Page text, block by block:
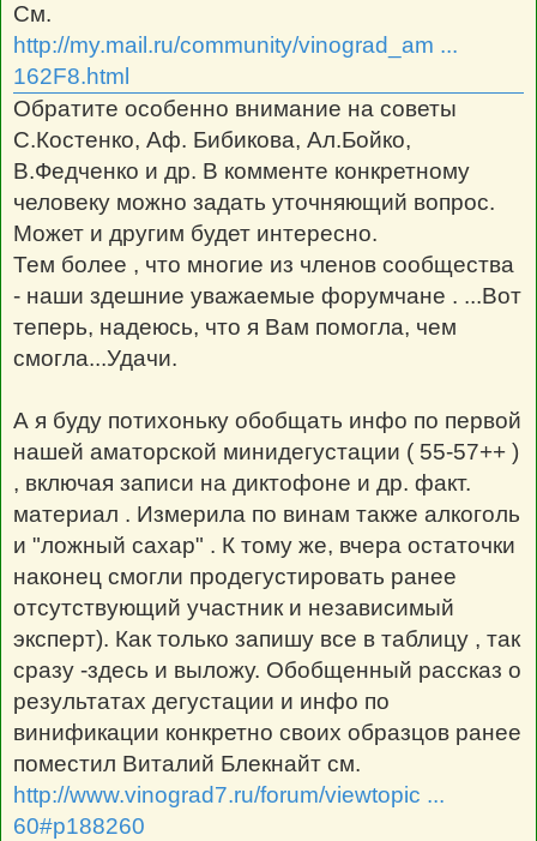
См.
http://my.mail.ru/community/vinograd_am ...
162F8.html
Обратите особенно внимание на советы
С.Костенко, Аф. Бибикова, Ал.Бойко,
В.Федченко и др. В комменте конкретному
человеку можно задать уточняющий вопрос.
Может и другим будет интересно.
Тем более , что многие из членов сообщества
- наши здешние уважаемые форумчане . ...Вот
теперь, надеюсь, что я Вам помогла, чем
смогла...Удачи.
А я буду потихоньку обобщать инфо по первой
нашей аматорской минидегустации ( 55-57++ )
, включая записи на диктофоне и др. факт.
материал . Измерила по винам также алкоголь
и "ложный сахар" . К тому же, вчера остаточки
наконец смогли продегустировать ранее
отсутствующий участник и независимый
эксперт). Как только запишу все в таблицу , так
сразу -здесь и выложу. Обобщенный рассказ о
результатах дегустации и инфо по
винификации конкретно своих образцов ранее
поместил Виталий Блекнайт см.
http://www.vinograd7.ru/forum/viewtopic ...
60#p188260